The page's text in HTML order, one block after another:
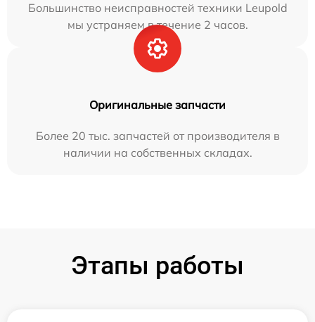
Большинство неисправностей техники Leupold
мы устраняем в течение 2 часов.
Оригинальные запчасти
Более 20 тыс. запчастей от производителя в
наличии на собственных складах.
Этапы работы